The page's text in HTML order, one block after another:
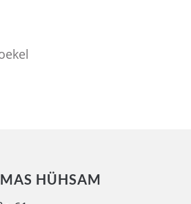
HÜHSAM